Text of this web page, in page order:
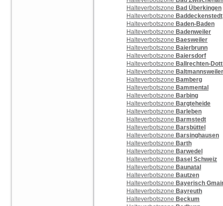
Halteverbotszone Bad Überkingen
Halteverbotszone Baddeckenstedt
Halteverbotszone Baden-Baden
Halteverbotszone Badenweiler
Halteverbotszone Baesweiler
Halteverbotszone Baierbrunn
Halteverbotszone Baiersdorf
Halteverbotszone Ballrechten-
Halteverbotszone Baltmannsweiler
Halteverbotszone Bamberg
Halteverbotszone Bammental
Halteverbotszone Barbing
Halteverbotszone Bargteheide
Halteverbotszone Barleben
Halteverbotszone Barmstedt
Halteverbotszone Barsbüttel
Halteverbotszone Barsinghausen
Halteverbotszone Barth
Halteverbotszone Barwedel
Halteverbotszone Basel Schweiz
Halteverbotszone Baunatal
Halteverbotszone Bautzen
Halteverbotszone Bayerisch
Halteverbotszone Bayreuth
Halteverbotszone Beckum